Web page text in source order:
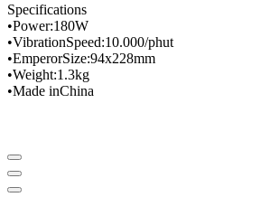
Specifications
•Power:180W
•VibrationSpeed​​:10.000/phut
•EmperorSize:94x228mm
•Weight:1.3kg
•Made inChina